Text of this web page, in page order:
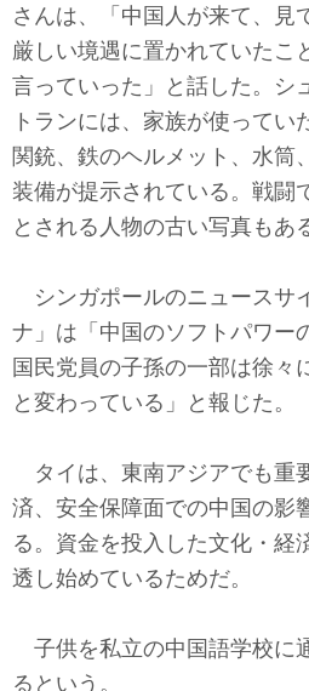
さんは、「中国人が来て、見
厳しい境遇に置かれていたこ
言っていった」と話した。シ
トランには、家族が使ってい
関銃、鉄のヘルメット、水筒
装備が提示されている。戦闘
とされる人物の古い写真もあ
シンガポールのニュースサ
ナ」は「中国のソフトパワー
国民党員の子孫の一部は徐々
と変わっている」と報じた。
タイは、東南アジアでも重
済、安全保障面での中国の影
る。資金を投入した文化・経
透し始めているためだ。
子供を私立の中国語学校に
るという。